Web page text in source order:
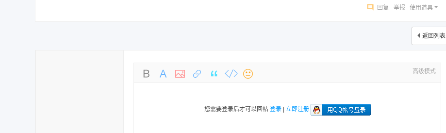
举报 使用道具
回复
返回列表
高级模式
您需要登录后才可以回帖 登录| 立即注册